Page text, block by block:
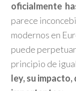
oficialmente
parece
modernos en
puede
principio de
ley, su